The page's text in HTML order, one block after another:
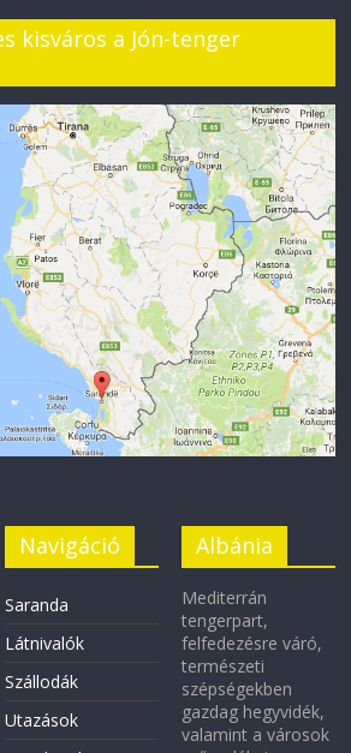
kisváros a Jón-tenger
Navigáció
Saranda
Látnivalók
Szállodák
Utazások
Albánia
Mediterrán
tengerpart,
felfedezésre váró,
természeti
szépségekben
gazdag hegyvidék,
valamint a városok